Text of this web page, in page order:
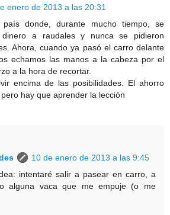
enero de 2013 a las 20:31
donde, durante mucho tiempo, se
dinero a raudales y nunca se pidieron
Ahora, cuando ya pasó el carro delante
echamos las manos a la cabeza por el
a la hora de recortar.
encima de las posibilidades. El ahorro
hay que aprender la lección
10 de enero de 2013 a las 9:45
intentaré salir a pasear en carro, a
alguna vaca que me empuje (o me